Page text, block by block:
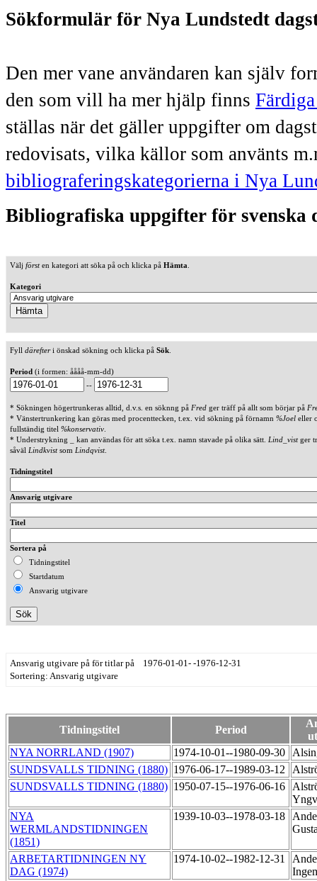
Sökformulär för Nya Lundstedt
Den mer vane användaren kan själv
den som vill ha mer hjälp finns
ställas när det gäller uppgifter om
redovisats, vilka källor som använts
bibliograferingskategorierna i Nya
Bibliografiska uppgifter för svenska
Välj försten kategori att söka på och klicka på Hämta
Kategori
Fyll därefteri önskad sökning och klicka på Sök
Period (i formen: åååå-mm-dd)
--
* Sökningen högertrunkeras alltid, d.v.s. en söknng på Fred ger träff på allt som börjar på
* Vänstertrunkering kan göras med procenttecken, t.ex. vid sökning på förnamn %Joel eller
fullständig titel %konservativ
* Understrykning _ kan användas för att söka t.ex. namn stavade på olika sätt. Lind_vistger
såväl Lindkvistsom Lindqvist.
Tidningstitel
Ansvarig utgivare
Titel
Sortera på
Tidningstitel
Startdatum
Ansvarig utgivare
Ansvarig utgivare på för titlar på 1976-01-01- -1976-12-31
Sortering: Ansvarig utgivare
Tidningstitel Period
NYA NORRLAND (1907)
1974-10-01--1980-09-30
SUNDSVALLS TIDNING (1880) 1976-06-17--1989-03-12
SUNDSVALLS TIDNING (1880) 1950-07-15--1976-06-16
NYA
WERMLANDSTIDNINGEN
(1851)
1939-10-03--1978-03-18
ARBETARTIDNINGEN NY
DAG (1974)
1974-10-02--1982-12-31